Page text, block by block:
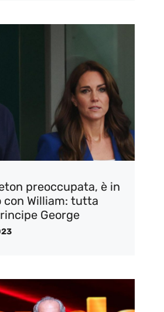
preoccupata, è in
con William: tutta
George